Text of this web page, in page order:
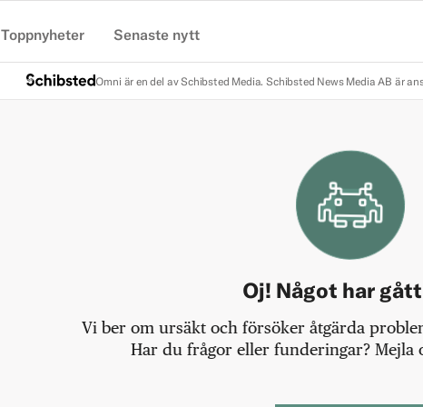
Toppnyheter Senaste nytt
Omni är en del av Schibsted Media. Schibsted News Media AB är
Oj! Något har
Vi ber om ursäkt och försöker åtgärda
Har du frågor eller funderingar? Mejla